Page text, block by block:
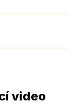
video